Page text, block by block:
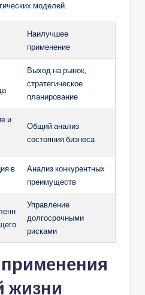
моделей.
Наилучшее
применение
Выход на рынок,
стратегическое
планирование
и
Общий анализ
состояния бизнеса
в
Анализ конкурентных
преимуществ
Управление
долгосрочными
рисками
жизни